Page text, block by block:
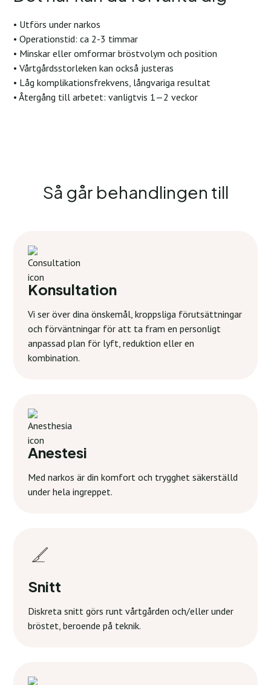
• Utförs under narkos
• Operationstid: ca 2-3 timmar
• Minskar eller omformar bröstvolym och position
• Vårtgårdsstorleken kan också justeras
• Låg komplikationsfrekvens, långvariga resultat
• Återgång till arbetet: vanligtvis 1—2 veckor
Så går behandlingen till
Konsultation
Vi ser över dina önskemål, kroppsliga förutsättningar
och förväntningar för att ta fram en personligt
anpassad plan för lyft, reduktion eller en
kombination.
Anestesi
Med narkos är din komfort och trygghet säkerställd
under hela ingreppet.
Snitt
Diskreta snitt görs runt vårtgården och/eller under
bröstet, beroende på teknik.